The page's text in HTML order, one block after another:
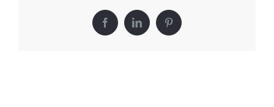
FacebookLinkedInPinterest